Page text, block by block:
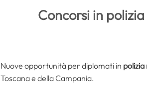
Concorsi in
Nuove opportunità per diplomati in
Toscana e della Campania.